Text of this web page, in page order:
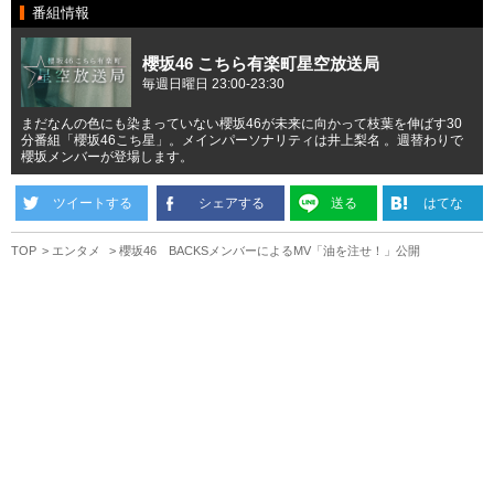
番組情報
櫻坂46 こちら有楽町星空放送局
毎週日曜日 23:00-23:30
まだなんの色にも染まっていない櫻坂46が未来に向かって枝葉を伸ばす30
分番組「櫻坂46こち星」。メインパーソナリティは井上梨名 。週替わりで
櫻坂メンバーが登場します。
ツイートする シェアする 送る はてな
TOP エンタメ 櫻坂46 BACKSメンバーによるMV「油を注せ！」公開